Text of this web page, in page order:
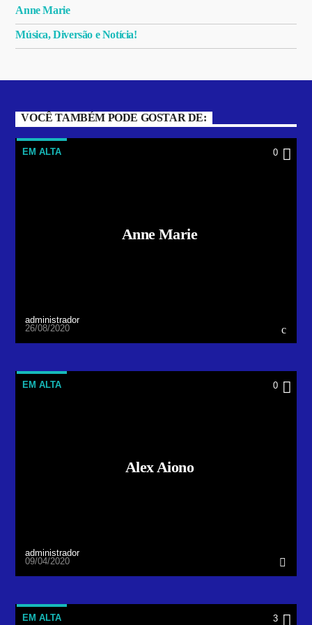
Anne Marie
Música, Diversão e Notícia!
VOCÊ TAMBÉM PODE GOSTAR DE:
EM ALTA 0
Anne Marie
administrador
26/08/2020
EM ALTA 0
Alex Aiono
administrador
09/04/2020
EM ALTA 3